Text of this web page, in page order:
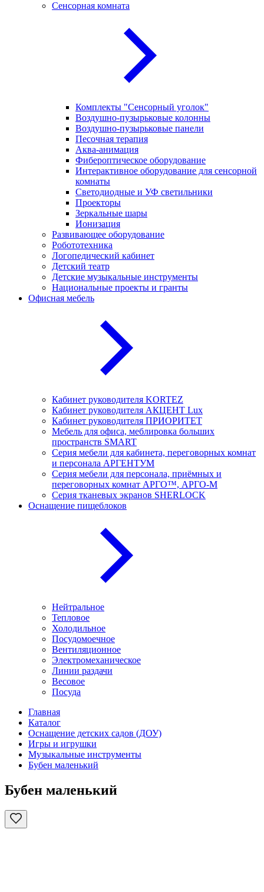
Сенсорная комната
Комплекты "Сенсорный уголок"
Воздушно-пузырьковые колонны
Воздушно-пузырьковые панели
Песочная терапия
Аква-анимация
Фибероптическое оборудование
Интерактивное оборудование для сенсорной
комнаты
Светодиодные и УФ светильники
Проекторы
Зеркальные шары
Ионизация
Развивающее оборудование
Робототехника
Логопедический кабинет
Детский театр
Детские музыкальные инструменты
Национальные проекты и гранты
Офисная мебель
Кабинет руководителя KORTEZ
Кабинет руководителя АКЦЕНТ Lux
Кабинет руководителя ПРИОРИТЕТ
Мебель для офиса, меблировка больших
пространств SMART
Серия мебели для кабинета, переговорных комнат
и персонала АРГЕНТУМ
Серия мебели для персонала, приёмных и
переговорных комнат АРГО™, АРГО-М
Серия тканевых экранов SHERLOCK
Оснащение пищеблоков
Нейтральное
Тепловое
Холодильное
Посудомоечное
Вентиляционное
Электромеханическое
Линии раздачи
Весовое
Посуда
Главная
Каталог
Оснащение детских садов (ДОУ)
Игры и игрушки
Музыкальные инструменты
Бубен маленький
Бубен маленький